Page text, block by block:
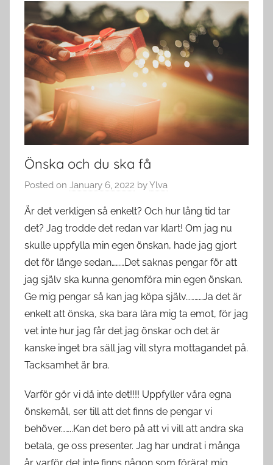
Önska och du ska få
Posted on January 6, 2022 byYlva
Är det verkligen så enkelt? Och hur lång tid tar
det? Jag trodde det redan var klart! Om jag nu
skulle uppfylla min egen önskan, hade jag gjort
det för länge sedan………Det saknas pengar för att
jag själv ska kunna genomföra min egen önskan.
Ge mig pengar så kan jag köpa själv…………Ja det är
enkelt att önska, ska bara lära mig ta emot, för jag
vet inte hur jag får det jag önskar och det är
kanske inget bra säll jag vill styra mottagandet på.
Tacksamhet är bra.
Varför gör vi då inte det!!!! Uppfyller våra egna
önskemål, ser till att det finns de pengar vi
behöver……..Kan det bero på att vi vill att andra ska
betala, ge oss presenter. Jag har undrat i många